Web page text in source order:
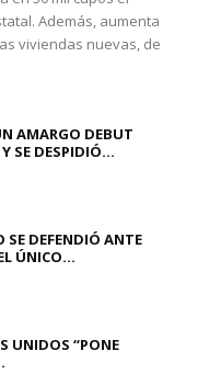
Además, aumenta
viviendas nuevas, de
AMARGO DEBUT
SE DESPIDIÓ...
SE DEFENDIÓ ANTE
ÚNICO...
UNIDOS “PONE